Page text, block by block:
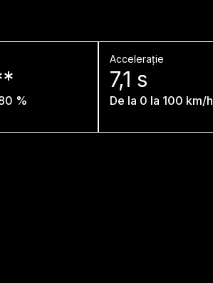
%
Accelerație
7,1 s
De la 0 la 100 km/h